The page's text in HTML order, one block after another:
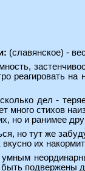
(славянское) -
реагировать
дел -
много стихов
но и ранимее
но тут же
их
быть подвержены